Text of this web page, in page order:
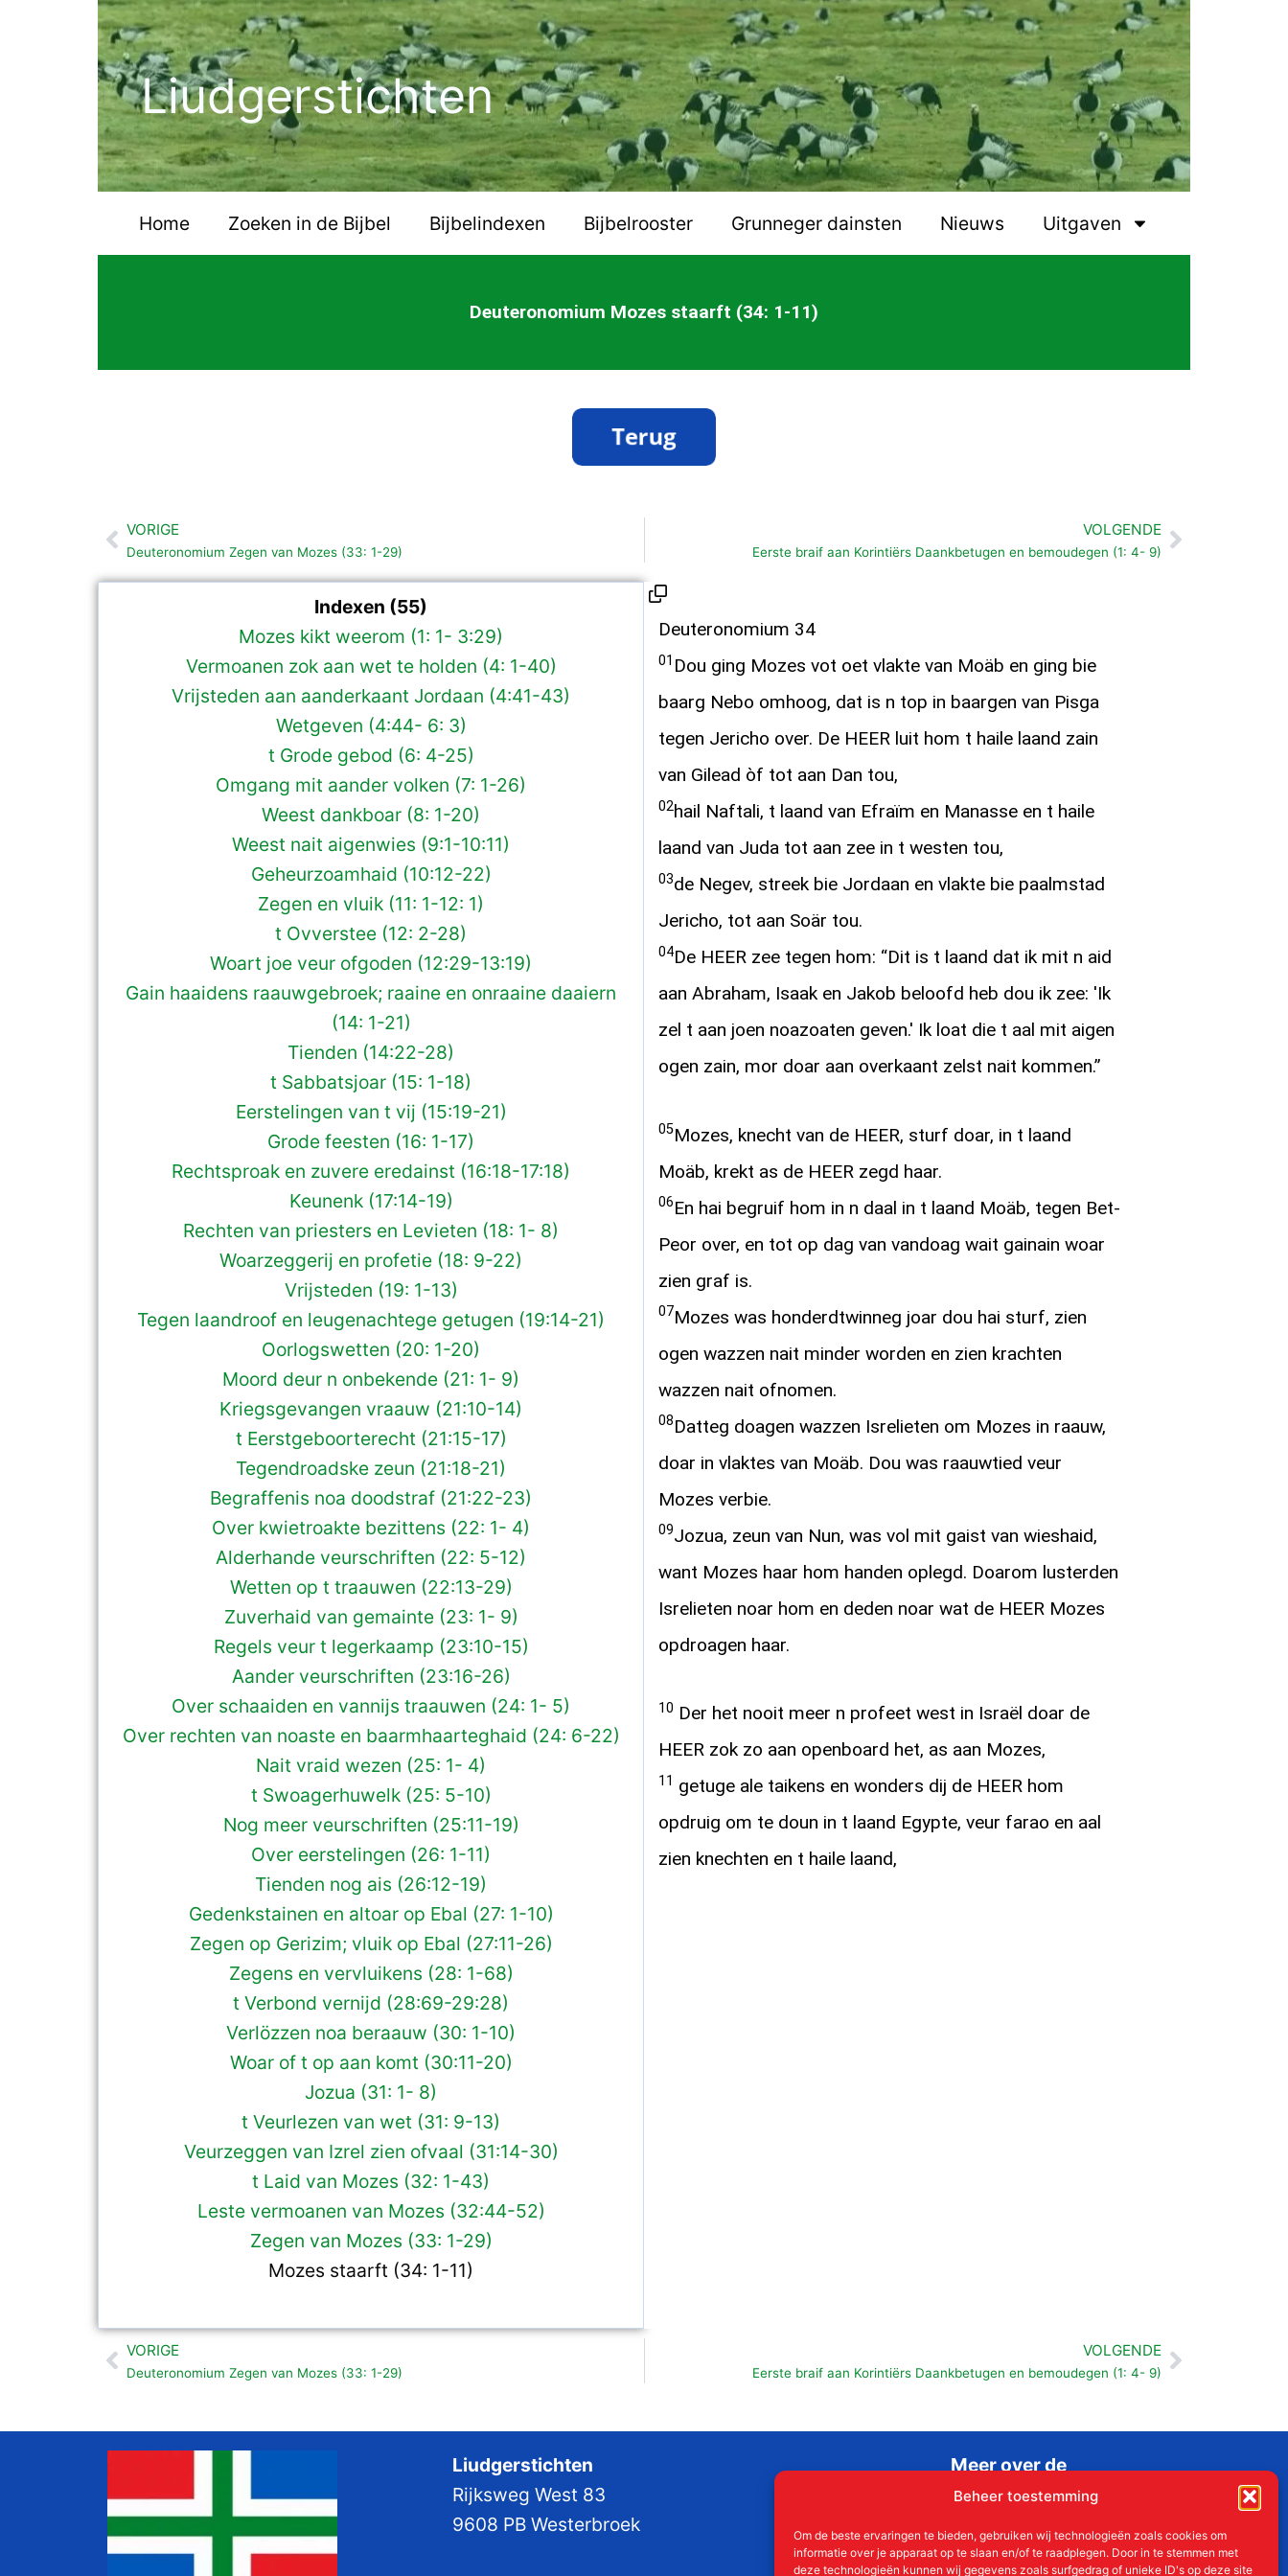
Beheer toestemming
Om de beste ervaringen te bieden, gebruiken wij technologieën zoals cookies om
informatie over je apparaat op te slaan en/of te raadplegen. Door in te stemmen met
deze technologieën kunnen wij gegevens zoals surfgedrag of unieke ID's op deze site
Liudgerstichten
Home Zoeken in de Bijbel Bijbelindexen Bijbelrooster Grunneger dainsten Nieuws Uitgaven
Deuteronomium Mozes staarft (34: 1-11)
Vorige
VORIGE
Deuteronomium Zegen van Mozes (33: 1-29)
VOLGENDE
Eerste braif aan Korintiërs Daankbetugen en bemoudegen (1: 4- 9)Volgende
Indexen (55)
Mozes kikt weerom (1: 1- 3:29)
Vermoanen zok aan wet te holden (4: 1-40)
Vrijsteden aan aanderkaant Jordaan (4:41-43)
Wetgeven (4:44- 6: 3)
t Grode gebod (6: 4-25)
Omgang mit aander volken (7: 1-26)
Weest dankboar (8: 1-20)
Weest nait aigenwies (9:1-10:11)
Geheurzoamhaid (10:12-22)
Zegen en vluik (11: 1-12: 1)
t Ovverstee (12: 2-28)
Woart joe veur ofgoden (12:29-13:19)
Gain haaidens raauwgebroek; raaine en onraaine daaiern
(14: 1-21)
Tienden (14:22-28)
t Sabbatsjoar (15: 1-18)
Eerstelingen van t vij (15:19-21)
Grode feesten (16: 1-17)
Rechtsproak en zuvere eredainst (16:18-17:18)
Keunenk (17:14-19)
Rechten van priesters en Levieten (18: 1- 8)
Woarzeggerij en profetie (18: 9-22)
Vrijsteden (19: 1-13)
Tegen laandroof en leugenachtege getugen (19:14-21)
Oorlogswetten (20: 1-20)
Moord deur n onbekende (21: 1- 9)
Kriegsgevangen vraauw (21:10-14)
t Eerstgeboorterecht (21:15-17)
Tegendroadske zeun (21:18-21)
Begraffenis noa doodstraf (21:22-23)
Over kwietroakte bezittens (22: 1- 4)
Alderhande veurschriften (22: 5-12)
Wetten op t traauwen (22:13-29)
Zuverhaid van gemainte (23: 1- 9)
Regels veur t legerkaamp (23:10-15)
Aander veurschriften (23:16-26)
Over schaaiden en vannijs traauwen (24: 1- 5)
Over rechten van noaste en baarmhaarteghaid (24: 6-22)
Nait vraid wezen (25: 1- 4)
t Swoagerhuwelk (25: 5-10)
Nog meer veurschriften (25:11-19)
Over eerstelingen (26: 1-11)
Tienden nog ais (26:12-19)
Gedenkstainen en altoar op Ebal (27: 1-10)
Zegen op Gerizim; vluik op Ebal (27:11-26)
Zegens en vervluikens (28: 1-68)
t Verbond vernijd (28:69-29:28)
Verlözzen noa beraauw (30: 1-10)
Woar of t op aan komt (30:11-20)
Jozua (31: 1- 8)
t Veurlezen van wet (31: 9-13)
Veurzeggen van Izrel zien ofvaal (31:14-30)
t Laid van Mozes (32: 1-43)
Leste vermoanen van Mozes (32:44-52)
Zegen van Mozes (33: 1-29)
Mozes staarft (34: 1-11)
Deuteronomium 34
01 Dou ging Mozes vot oet vlakte van Moäb en ging bie
baarg Nebo omhoog, dat is n top in baargen van Pisga
tegen Jericho over. De HEER luit hom t haile laand zain
van Gilead òf tot aan Dan tou,
02hail Naftali, t laand van Efraïm en Manasse en t haile
laand van Juda tot aan zee in t westen tou,
03de Negev, streek bie Jordaan en vlakte bie paalmstad
Jericho, tot aan Soär tou.
04De HEER zee tegen hom: “Dit is t laand dat ik mit n aid
aan Abraham, Isaak en Jakob beloofd heb dou ik zee: 'Ik
zel t aan joen noazoaten geven.' Ik loat die t aal mit aigen
ogen zain, mor doar aan overkaant zelst nait kommen.”
05Mozes, knecht van de HEER, sturf doar, in t laand
Moäb, krekt as de HEER zegd haar.
06En hai begruif hom in n daal in t laand Moäb, tegen Bet-
Peor over, en tot op dag van vandoag wait gainain woar
zien graf is.
07Mozes was honderdtwinneg joar dou hai sturf, zien
ogen wazzen nait minder worden en zien krachten
wazzen nait ofnomen.
08Datteg doagen wazzen Isrelieten om Mozes in raauw,
doar in vlaktes van Moäb. Dou was raauwtied veur
Mozes verbie.
09Jozua, zeun van Nun, was vol mit gaist van wieshaid,
want Mozes haar hom handen oplegd. Doarom lusterden
Isrelieten noar hom en deden noar wat de HEER Mozes
opdroagen haar.
10 Der het nooit meer n profeet west in Israël doar de
HEER zok zo aan openboard het, as aan Mozes,
11 getuge ale taikens en wonders dij de HEER hom
opdruig om te doun in t laand Egypte, veur farao en aal
zien knechten en t haile laand,
Vorige
VORIGE
Deuteronomium Zegen van Mozes (33: 1-29)
VOLGENDE
Eerste braif aan Korintiërs Daankbetugen en bemoudegen (1: 4- 9)Volgende
Liudgerstichten
Rijksweg West 83
9608 PB Westerbroek
Meer over de
Liudgerstichten
Aanmelden als donateur